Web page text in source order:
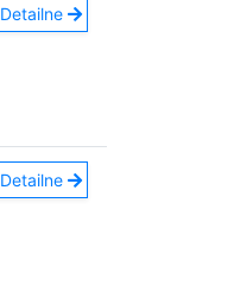
Detailne
Detailne